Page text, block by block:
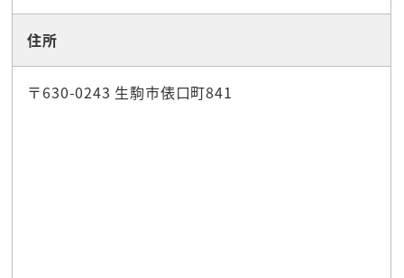
住所
〒630-0243 生駒市俵口町841